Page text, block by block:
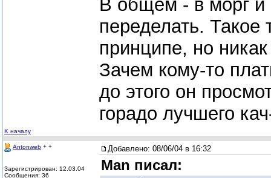
В общем - в морг и
переделать. Такое
принципе, но
Зачем кому-то
до этого он
горадо лучшего
K началу
Antonweb + +
Зарегистрирован: 12.03.04
Сообщения: 36
Добавлено: 08/06/04 в 16:32
Man писал: